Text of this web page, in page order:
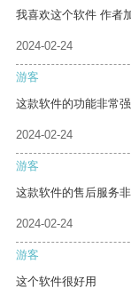
我喜欢这个软件 作者
2024-02-24
游客
这款软件的功能非常
2024-02-24
游客
这款软件的售后服务
2024-02-24
游客
这个软件很好用